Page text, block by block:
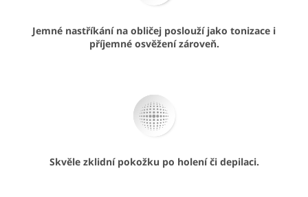
Jemné nastříkání na obličej poslouží jako tonizace i
příjemné osvěžení zároveň.
Skvěle zklidní pokožku po holení či depilaci.